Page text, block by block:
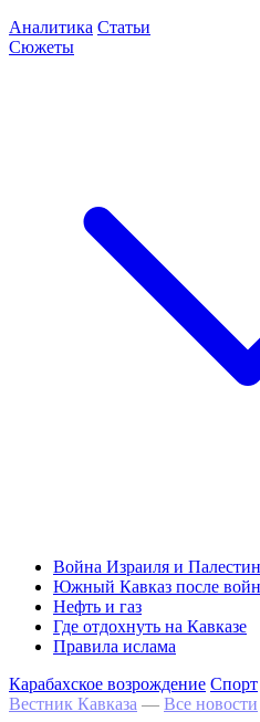
Аналитика Статьи
Сюжеты
Война Израиля и
Южный Кавказ после
Нефть и газ
Где отдохнуть на Кавказе
Правила ислама
Карабахское возрождение Спорт
Вестник Кавказа — Все новости